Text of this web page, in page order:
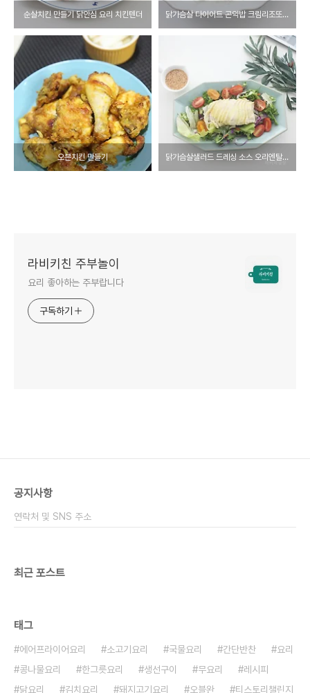
순살치킨 만들기 닭안심 요리 치킨텐더 닭가슴살 다이어트 곤약밥 크림리조또 만들기
오븐치킨 만들기 닭가슴살샐러드 드레싱 소스 오리엔탈드레싱 만들기
라비키친 주부놀이
요리 좋아하는 주부랍니다
구독하기
공지사항
연락처 및 SNS 주소
최근 포스트
태그
에어프라이어요리 소고기요리 국물요리 간단반찬
요리
콩나물요리
한그릇요리 생선구이 무요리
레시피
닭요리
김치요리 돼지고기요리 오블완 티스토리챌린지